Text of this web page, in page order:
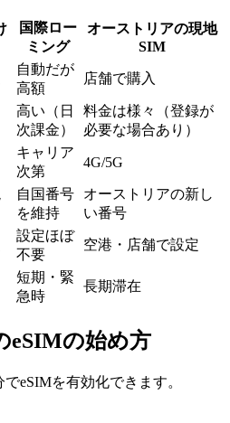
国際ロー
ミング
オーストリアの現地
SIM
自動だが
高額
店舗で購入
高い（日
次課金）
料金は様々（登録が
必要な場合あり）
キャリア
次第
4G/5G
自国番号
を維持
オーストリアの新し
い番号
設定ほぼ
不要
空港・店舗で設定
短期・緊
急時
長期滞在
eSIMの始め方
eSIMを有効化できます。